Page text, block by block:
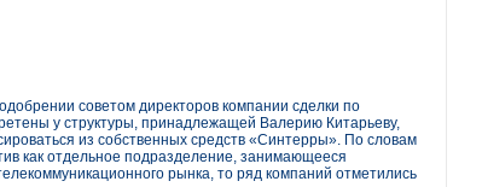
советом директоров компании сделки по
у структуры, принадлежащей Валерию Китарьеву,
из собственных средств «Синтерры». По словам
как отдельное подразделение, занимающееся
рынка, то ряд компаний отметились